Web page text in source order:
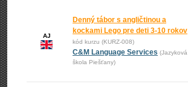
AJ
Denný tábor s angličtinou a
kockami Lego pre deti 3-10 rokov
kód kurzu (KURZ-008)
C&M Language Services (Jazyková
škola Piešťany)